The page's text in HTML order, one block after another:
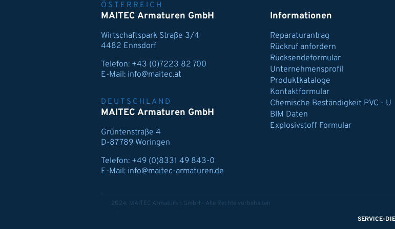
ÖSTERREICH
MAITEC Armaturen GmbH
Wirtschaftspark Straße 3/4
4482 Ennsdorf
Telefon: +43 (0)7223 82 700
E-Mail: info@maitec.at
DEUTSCHLAND
MAITEC Armaturen GmbH
Grüntenstraße 4
D-87789 Woringen
Telefon: +49 (0)8331 49 843-0
E-Mail: info@maitec-armaturen.de
Informationen
Reparaturantrag
Rückruf anfordern
Rücksendeformular
Unternehmensprofil
Produktkataloge
Kontaktformular
Chemische Beständigkeit PVC - U
BIM Daten
Explosivstoff Formular
2024, MAITEC Armaturen GmbH - Alle Rechte vorbehalten
SERVICE-